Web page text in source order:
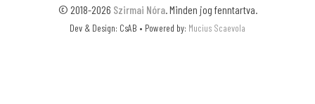
© 2018-2026 Szirmai Nóra. Minden jog fenntartva.
Dev & Design: CsAB • Powered by: Mucius Scaevola